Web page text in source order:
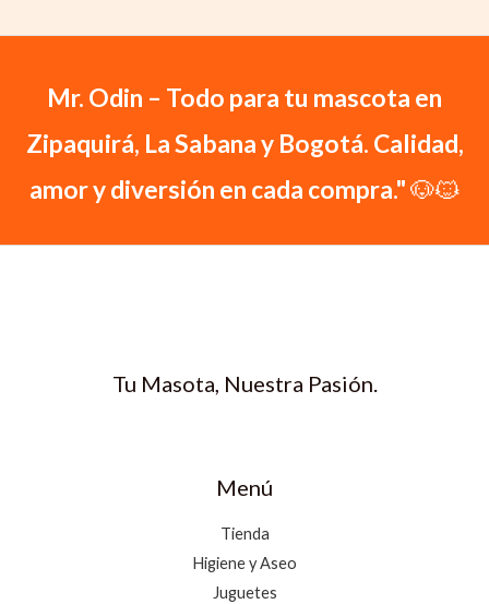
Mr. Odin – Todo para tu mascota en
Zipaquirá, La Sabana y Bogotá. Calidad,
amor y diversión en cada compra."🐶🐱
Tu Masota, Nuestra Pasión.
Menú
Tienda
Higiene y Aseo
Juguetes